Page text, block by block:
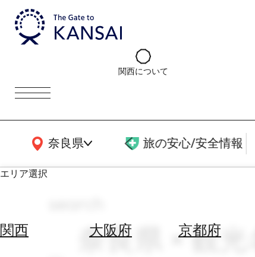
関西について
奈良県
関西広域MAP 旅の安心/安全情報
エリア選択
関西 大阪府 京都府
奈良県 × 観